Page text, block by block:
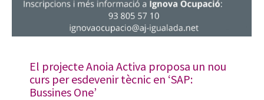
El projecte Anoia Activa proposa un nou
curs per esdevenir tècnic en ‘SAP:
Bussines One’